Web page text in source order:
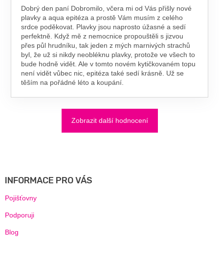
Dobrý den paní Dobromilo, včera mi od Vás přišly nové
plavky a aqua epitéza a prostě Vám musím z celého
srdce poděkovat. Plavky jsou naprosto úžasné a sedí
perfektně. Když mě z nemocnice propouštěli s jizvou
přes půl hrudníku, tak jeden z mých marnivých strachů
byl, že už si nikdy neobléknu plavky, protože ve všech to
bude hodně vidět. Ale v tomto novém kytičkovaném topu
není vidět vůbec nic, epitéza také sedí krásně. Už se
těším na pořádné léto a koupání.
Zobrazit další hodnocení
INFORMACE PRO VÁS
Pojišťovny
Podporuji
Blog